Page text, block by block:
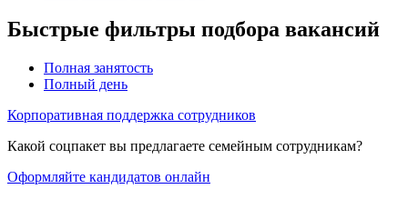
Быстрые фильтры подбора вакансий
Полная занятость
Полный день
Корпоративная поддержка сотрудников
Какой соцпакет вы предлагаете семейным сотрудникам?
Оформляйте кандидатов онлайн